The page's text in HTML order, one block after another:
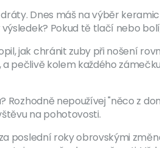
Dnes máš na výběr
Pokud tě tlačí nebo
jak chránit zuby při nošení
pečlivě kolem každého
Rozhodně nepoužívej "něco z
na pohotovosti.
poslední roky obrovskými